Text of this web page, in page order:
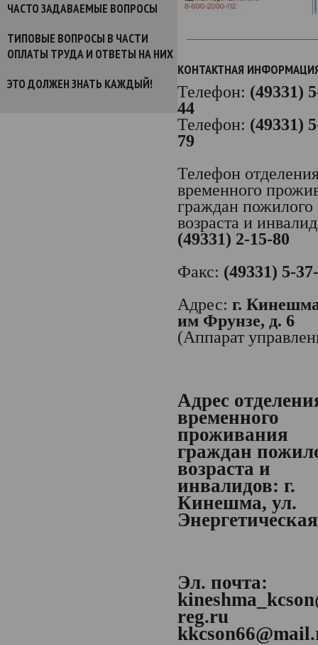
ЧАСТО ЗАДАВАЕМЫЕ ВОПРОСЫ
ТИПОВЫЕ ВОПРОСЫ В ЧАСТИ
ОПЛАТЫ ТРУДА И ОТВЕТЫ НА НИХ
ЭТО ДОЛЖЕН ЗНАТЬ КАЖДЫЙ!
КОНТАКТНАЯ
Телефон: (49331)
44
Телефон: (49331)
79
Телефон
временного
граждан пожилого
возраста и
(49331) 2-15-80
Факс: (49331) 5-
Адрес: г.
им Фрунзе, д. 6
(Аппарат
Адрес
временного
проживания
граждан
возраста и
инвалидов: г.
Кинешма, ул.
Эл. почта:
reg.ru